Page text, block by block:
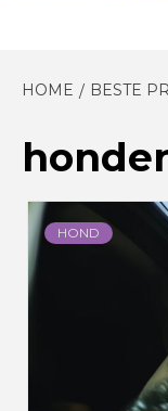
HOME BESTE
HOND